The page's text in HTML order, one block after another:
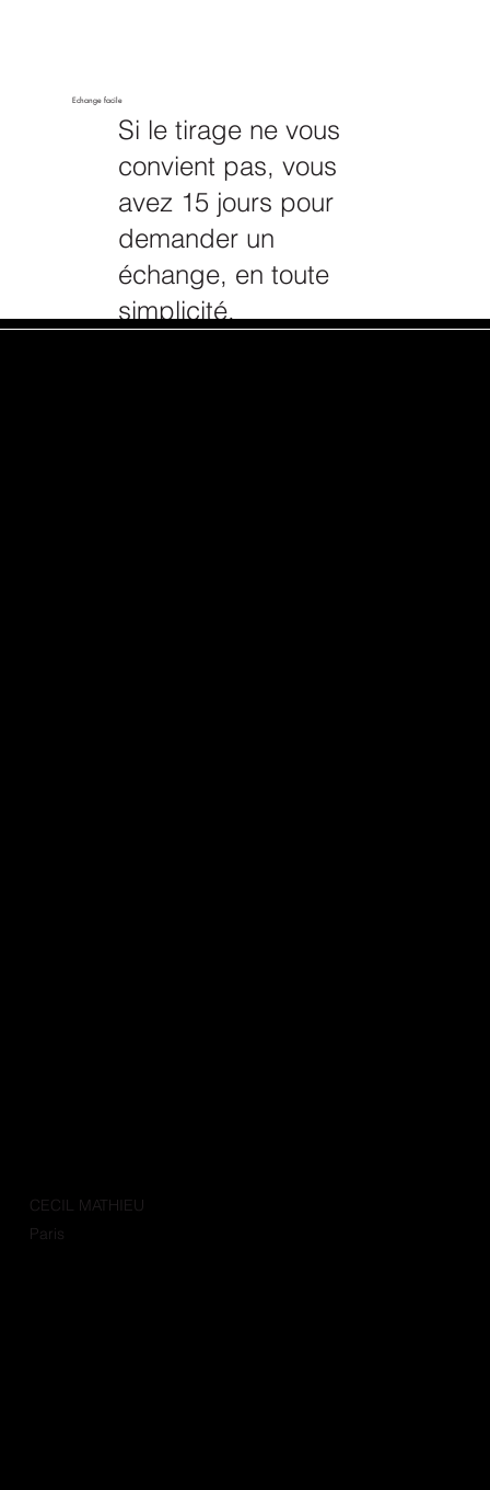
Echange facile
Si le tirage ne vous
convient pas, vous
avez 15 jours pour
demander un
échange, en toute
simplicité.
CECIL MATHIEU
Paris